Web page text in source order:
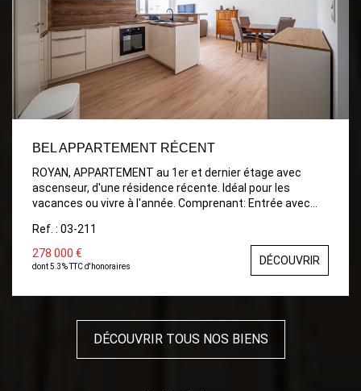
BEL APPARTEMENT RÉCENT
ROYAN, APPARTEMENT au 1er et dernier étage avec
ascenseur, d'une résidence récente. Idéal pour les
vacances ou vivre à l'année. Comprenant: Entrée avec
aménagée, Chambre , Dressing pouvant être aménagée
en 2 ème Chambre, Salle d'eau, wc. Balcon Sud Ouest .
Place de parking. Local à vélos
Ref. : 03-211
278 000 €
dont 5.3% TTC d'honoraires DÉCOUVRIR
DÉCOUVRIR TOUS NOS BIENS